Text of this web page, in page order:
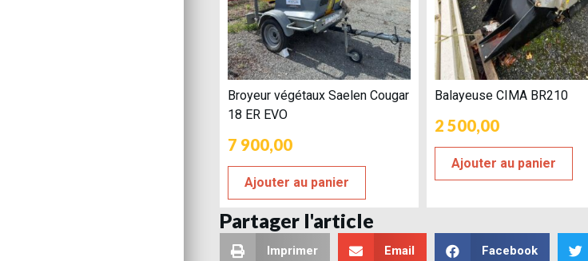
Broyeur végétaux Saelen Cougar
18 ER EVO
7 900,00
Ajouter au panier
Balayeuse CIMA BR210
2 500,00
Ajouter au panier
Partager l'article
Imprimer Email Facebook